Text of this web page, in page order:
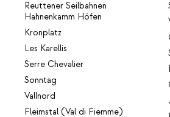
Reuttener Seilbahnen
Hahnenkamm Höfen
Kronplatz
Les Karellis
Serre Chevalier
Sonntag
Vallnord
Fleimstal (Val di Fiemme)